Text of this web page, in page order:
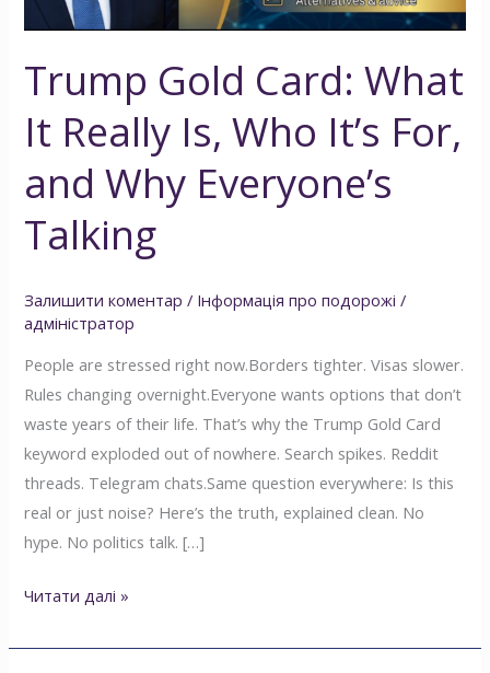
Trump Gold Card: What
It Really Is, Who It’s For,
and Why Everyone’s
Talking
Залишити коментар / Інформація про подорожі /
адміністратор
People are stressed right now.Borders tighter. Visas slower.
Rules changing overnight.Everyone wants options that don’t
waste years of their life. That’s why the Trump Gold Card
keyword exploded out of nowhere. Search spikes. Reddit
threads. Telegram chats.Same question everywhere: Is this
real or just noise? Here’s the truth, explained clean. No
hype. No politics talk. […]
It’s
and
Why
Everyone’s
Читати далі »